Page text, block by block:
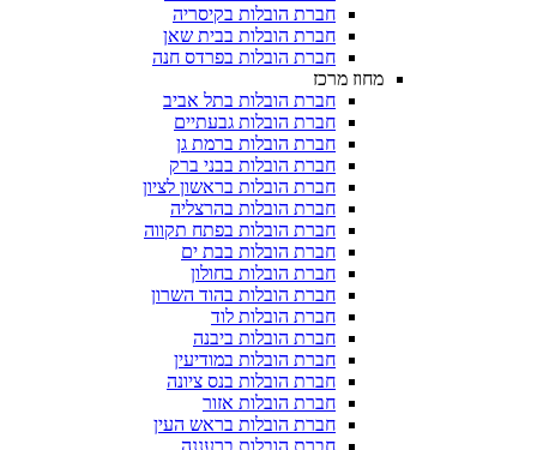
חברת הובלות בקיסריה
חברת הובלות בבית שאן
חברת הובלות בפרדס חנה
מחוז מרכז
חברת הובלות בתל אביב
חברת הובלות גבעתיים
חברת הובלות ברמת גן
חברת הובלות בבני ברק
חברת הובלות בראשון לציון
חברת הובלות בהרצליה
חברת הובלות בפתח תקווה
חברת הובלות בבת ים
חברת הובלות בחולון
חברת הובלות בהוד השרון
חברת הובלות לוד
חברת הובלות ביבנה
חברת הובלות במודיעין
חברת הובלות בנס ציונה
חברת הובלות אזור
חברת הובלות בראש העין
חברת הובלות ברעננה